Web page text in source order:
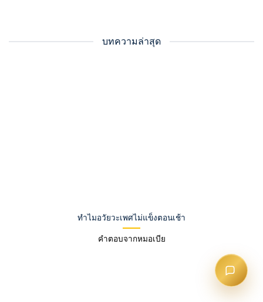
บทความล่าสุด
ทำไมอวัยวะเพศไม่แข็งตอนเช้า
คำตอบจากหมอเบีย